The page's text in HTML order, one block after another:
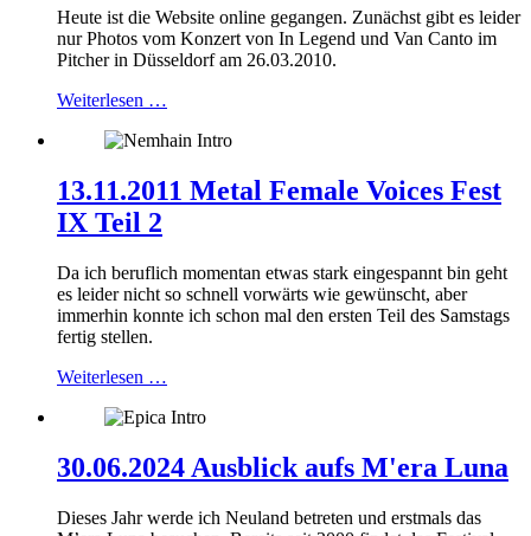
Heute ist die Website online gegangen. Zunächst gibt es leider
nur Photos vom Konzert von In Legend und Van Canto im
Pitcher in Düsseldorf am 26.03.2010.
Weiterlesen …
13.11.2011 Metal Female Voices Fest
IX Teil 2
Da ich beruflich momentan etwas stark eingespannt bin geht
es leider nicht so schnell vorwärts wie gewünscht, aber
immerhin konnte ich schon mal den ersten Teil des Samstags
fertig stellen.
Weiterlesen …
30.06.2024 Ausblick aufs M'era Luna
Dieses Jahr werde ich Neuland betreten und erstmals das